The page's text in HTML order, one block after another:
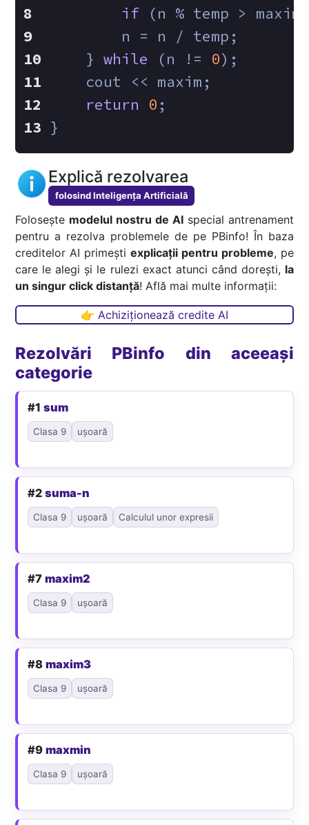
if (n % temp >
        n = n / temp;
    }
while (n != 0);
    cout << maxim;
return
0 ;
}
Explică rezolvarea
folosind Inteligența Artificială
Folosește modelul nostru de AIspecial antrenament
pentru a rezolva problemele de pe PBinfo! În baza
creditelor AI primești explicații pentru probleme, pe
care le alegi și le rulezi exact atunci când dorești, la
un singur click distanță! Află mai multe informații:
👉 Achiziționează credite AI
Rezolvări PBinfo din aceeași
categorie
#1sum
Clasa 9 ușoară
#2suma-n
Clasa 9 ușoară Calculul unor expresii
#7maxim2
Clasa 9 ușoară
#8maxim3
Clasa 9 ușoară
#9maxmin
Clasa 9 ușoară